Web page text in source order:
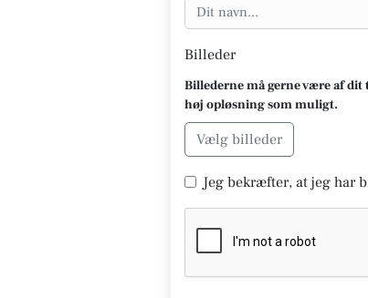
Billeder
Billederne må gerne være af dit
høj opløsning som muligt.
Vælg billeder
Jeg bekræfter, at jeg har